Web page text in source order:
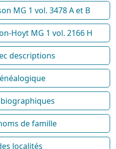
MG 1 vol. 3478 A et B
Hoyt MG 1 vol. 2166 H
descriptions
de famille
localités